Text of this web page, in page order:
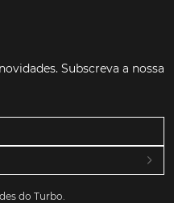
Subscreva a nossa
do Turbo.